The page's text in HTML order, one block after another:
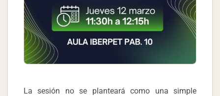
La sesión no se planteará como una simple